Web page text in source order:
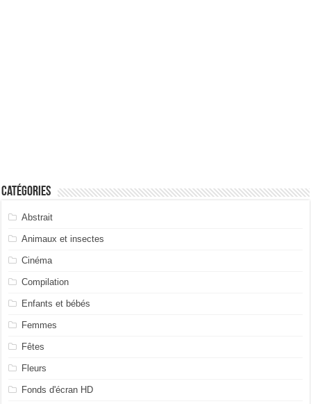
Catégories
Abstrait
Animaux et insectes
Cinéma
Compilation
Enfants et bébés
Femmes
Fêtes
Fleurs
Fonds d'écran HD